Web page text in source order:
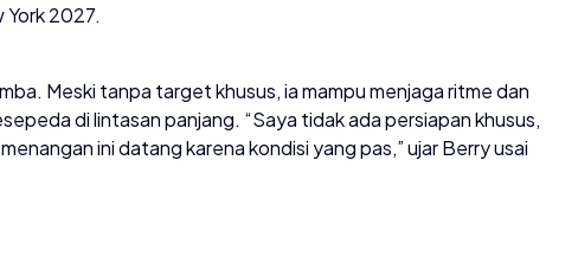
York 2027.
Meski tanpa target khusus, ia mampu menjaga ritme dan
di lintasan panjang. “Saya tidak ada persiapan khusus,
ini datang karena kondisi yang pas,” ujar Berry usai